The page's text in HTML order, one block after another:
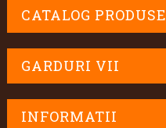
CATALOG PRODUSE
GARDURI VII
INFORMATII